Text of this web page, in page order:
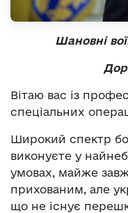
Шановні
Вітаю вас із
спеціальних
Широкий спектр
виконуєте у
умовах, майже
прихованим, але
що не існує